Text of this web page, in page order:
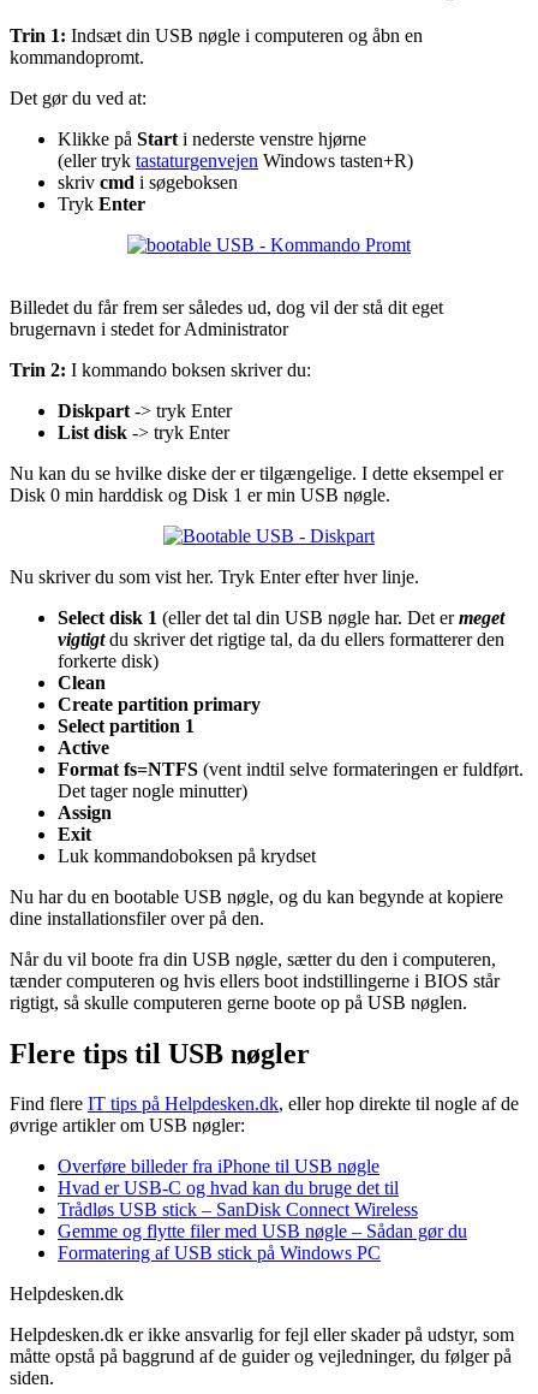
Trin 1: Indsæt din USB nøgle i computeren og åbn en
kommandopromt.
Det gør du ved at:
Klikke på Start i nederste venstre hjørne
(eller tryk tastaturgenvejen Windows tasten+R)
skriv cmd i søgeboksen
Tryk Enter
Billedet du får frem ser således ud, dog vil der stå dit eget
brugernavn i stedet for Administrator
Trin 2: I kommando boksen skriver du:
Diskpart -> tryk Enter
List disk -> tryk Enter
Nu kan du se hvilke diske der er tilgængelige. I dette eksempel er
Disk 0 min harddisk og Disk 1 er min USB nøgle.
Nu skriver du som vist her. Tryk Enter efter hver linje.
Select disk 1 (eller det tal din USB nøgle har. Det ermeget
vigtigtdu skriver det rigtige tal, da du ellers formatterer den
forkerte disk)
Clean
Create partition primary
Select partition 1
Active
Format fs=NTFS (vent indtil selve formateringen er fuldført.
Det tager nogle minutter)
Assign
Exit
Luk kommandoboksen på krydset
Nu har du en bootable USB nøgle, og du kan begynde at kopiere
dine installationsfiler over på den.
Når du vil boote fra din USB nøgle, sætter du den i computeren,
tænder computeren og hvis ellers boot indstillingerne i BIOS står
rigtigt, så skulle computeren gerne boote op på USB nøglen.
Flere tips til USB nøgler
Find flere IT tips på Helpdesken.dk, eller hop direkte til nogle af de
øvrige artikler om USB nøgler:
Overføre billeder fra iPhone til USB nøgle
Hvad er USB-C og hvad kan du bruge det til
Trådløs USB stick – SanDisk Connect Wireless
Gemme og flytte filer med USB nøgle – Sådan gør du
Formatering af USB stick på Windows PC
Helpdesken.dk
Helpdesken.dk er ikke ansvarlig for fejl eller skader på udstyr, som
måtte opstå på baggrund af de guider og vejledninger, du følger på
siden.